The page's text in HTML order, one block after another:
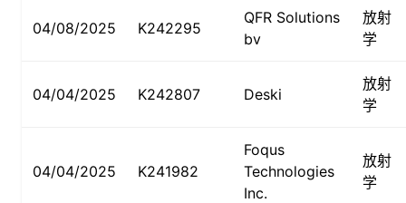
04/08/2025 K242295
QFR Solutions
bv
放射
学
04/04/2025 K242807 Deski
放射
学
04/04/2025 K241982
Foqus
Technologies
Inc.
放射
学